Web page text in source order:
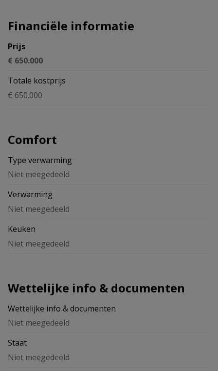
Financiële informatie
Prijs
€ 650.000
Totale kostprijs
€ 650.000
Comfort
Type verwarming
Niet meegedeeld
Verwarming
Niet meegedeeld
Keuken
Niet meegedeeld
Wettelijke info & documenten
Wettelijke info & documenten
Niet meegedeeld
Staat
Niet meegedeeld